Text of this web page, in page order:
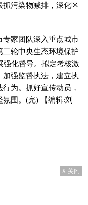
污染物减排，深化区
家团队深入重点城市
轮中央生态环境保护
强化督导。拟定考核激
强监督执法，建立执
为。抓好宣传动员，
氛围。(完)
【编辑:刘
X 关闭